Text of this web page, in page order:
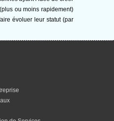
ou moins rapidement)
évoluer leur statut (par